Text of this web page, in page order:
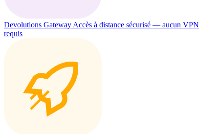
Devolutions Gateway Accès à distance sécurisé — aucun VPN
requis